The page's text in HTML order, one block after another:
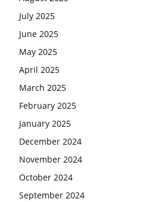
July 2025
June 2025
May 2025
April 2025
March 2025
February 2025
January 2025
December 2024
November 2024
October 2024
September 2024